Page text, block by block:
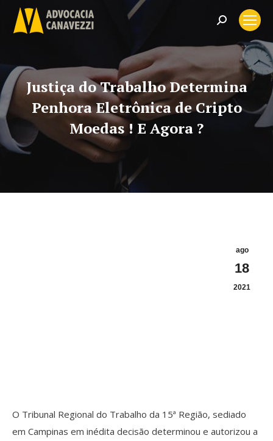
Search:
Justiça do Trabalho Determina
Penhora Eletrônica de Cripto
Moedas ! E Agora ?
ago
18
2021
O Tribunal Regional do Trabalho da 15ª Região, sediado
em Campinas em inédita decisão determinou e autorizou a